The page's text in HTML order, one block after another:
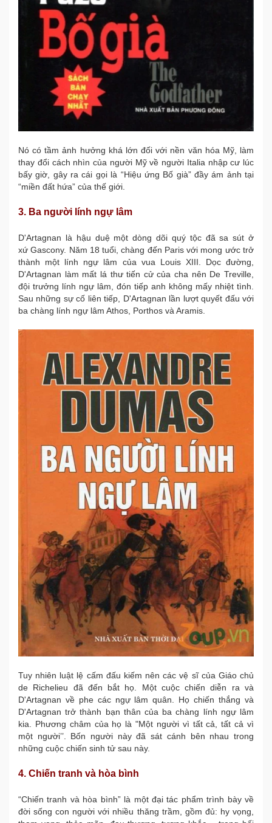
Nó có tầm ảnh hưởng khá lớn đối với nền văn hóa Mỹ, làm
thay đổi cách nhìn của người Mỹ về người Italia nhập cư lúc
bấy giờ, gây ra cái gọi là “Hiệu ứng Bố già” đầy ám ảnh tại
“miền đất hứa” của thế giới.
3. Ba người lính ngự lâm
D'Artagnan là hậu duệ một dòng dõi quý tộc đã sa sút ở
xứ Gascony. Năm 18 tuổi, chàng đến Paris với mong ước trở
thành một lính ngự lâm của vua Louis XIII. Dọc đường,
D'Artagnan làm mất lá thư tiến cử của cha nên De Treville,
đội trưởng lính ngự lâm, đón tiếp anh không mấy nhiệt tình.
Sau những sự cố liên tiếp, D'Artagnan lần lượt quyết đấu với
ba chàng lính ngự lâm Athos, Porthos và Aramis.
Tuy nhiên luật lệ cấm đấu kiếm nên các vệ sĩ của Giáo chủ
de Richelieu đã đến bắt họ. Một cuộc chiến diễn ra và
D'Artagnan về phe các ngự lâm quân. Họ chiến thắng và
D'Artagnan trở thành bạn thân của ba chàng lính ngự lâm
kia. Phương châm của họ là "Một người vì tất cả, tất cả vì
một người’’. Bốn người này đã sát cánh bên nhau trong
những cuộc chiến sinh tử sau này.
4. Chiến tranh và hòa bình
“Chiến tranh và hòa bình” là một đại tác phẩm trình bày về
đời sống con người với nhiều thăng trầm, gồm đủ: hy vọng,